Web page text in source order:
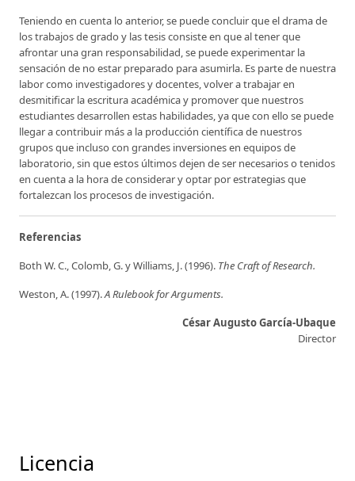
Teniendo en cuenta lo anterior, se puede concluir que el drama de
los trabajos de grado y las tesis consiste en que al tener que
afrontar una gran responsabilidad, se puede experimentar la
sensación de no estar preparado para asumirla. Es parte de nuestra
labor como investigadores y docentes, volver a trabajar en
desmitificar la escritura académica y promover que nuestros
estudiantes desarrollen estas habilidades, ya que con ello se puede
llegar a contribuir más a la producción científica de nuestros
grupos que incluso con grandes inversiones en equipos de
laboratorio, sin que estos últimos dejen de ser necesarios o tenidos
en cuenta a la hora de considerar y optar por estrategias que
fortalezcan los procesos de investigación.
Referencias
Both W. C., Colomb, G. y Williams, J. (1996). The Craft of Research.
Weston, A. (1997).A Rulebook for Arguments.
César Augusto García-Ubaque
Director
Licencia